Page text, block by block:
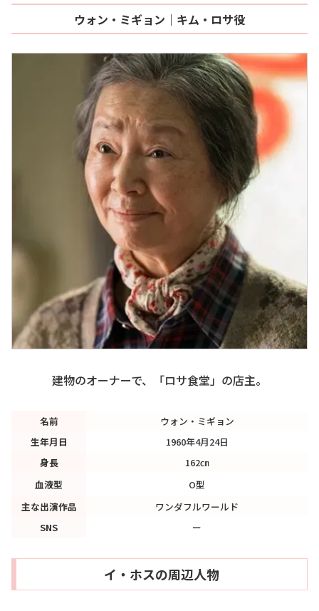
ウォン・ミギョン｜キム・ロサ役
建物のオーナーで、「ロサ食堂」の店主。
名前
ウォン・ミギョン
生年月日
1960年4月24日
身長
162㎝
血液型
O型
主な出演作品
ワンダフルワールド
SNS
ー
イ・ホスの周辺人物